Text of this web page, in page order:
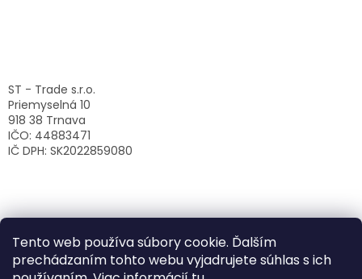
Tento web používa súbory cookie. Ďalším
prechádzaním tohto webu vyjadrujete súhlas s ich
ST - Trade s.r.o.
Priemyselná 10
918 38 Trnava
IČO: 44883471
IČ DPH: SK2022859080